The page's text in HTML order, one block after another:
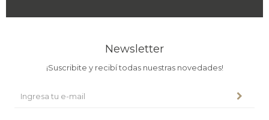
Newsletter
¡Suscribite y recibí todas nuestras novedades!